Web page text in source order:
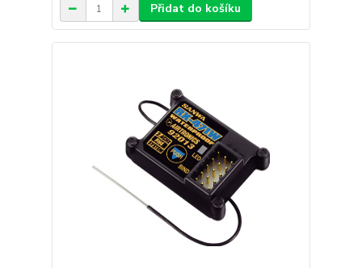
Přidat do košíku